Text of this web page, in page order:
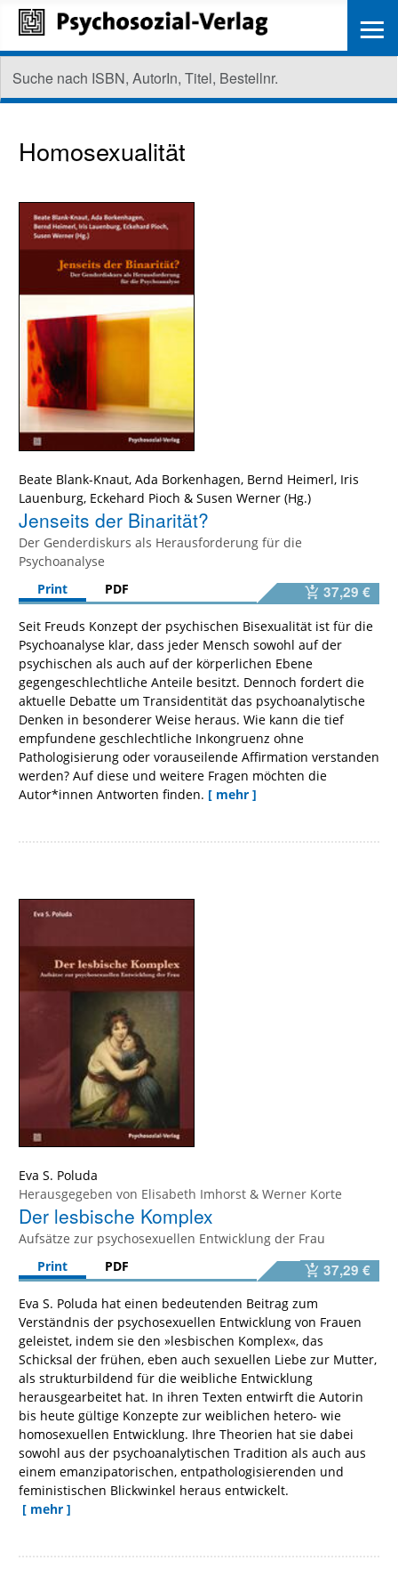
Homosexualität
Beate Blank-Knaut, Ada Borkenhagen, Bernd Heimerl, Iris
Lauenburg, Eckehard Pioch & Susen Werner
Jenseits der Binarität?
Der Genderdiskurs als Herausforderung für die
Psychoanalyse
Print
PDF 37,29 €
Seit Freuds Konzept der psychischen Bisexualität ist für die
Psychoanalyse klar, dass jeder Mensch sowohl auf der
psychischen als auch auf der körperlichen Ebene
gegengeschlechtliche Anteile besitzt. Dennoch fordert die
aktuelle Debatte um Transidentität das psychoanalytische
Denken in besonderer Weise heraus. Wie kann die tief
empfundene geschlechtliche Inkongruenz ohne
Pathologisierung oder vorauseilende Affirmation verstanden
werden? Auf diese und weitere Fragen möchten die
Autor*innen Antworten finden. [ mehr ]
Eva S. Poluda
Herausgegeben von Elisabeth Imhorst & Werner Korte
Der lesbische Komplex
Aufsätze zur psychosexuellen Entwicklung der Frau
Print
PDF 37,29 €
Eva S. Poluda hat einen bedeutenden Beitrag zum
Verständnis der psychosexuellen Entwicklung von Frauen
geleistet, indem sie den »lesbischen Komplex«, das
Schicksal der frühen, eben auch sexuellen Liebe zur Mutter,
als strukturbildend für die weibliche Entwicklung
herausgearbeitet hat. In ihren Texten entwirft die Autorin
bis heute gültige Konzepte zur weiblichen hetero- wie
homosexuellen Entwicklung. Ihre Theorien hat sie dabei
sowohl aus der psychoanalytischen Tradition als auch aus
einem emanzipatorischen, entpathologisierenden und
feministischen Blickwinkel heraus entwickelt.
[ mehr ]
≡